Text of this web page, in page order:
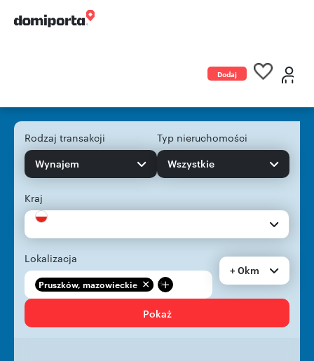
Dodaj
Rodzaj transakcji
Wynajem
Typ nieruchomości
Wszystkie
Kraj
Lokalizacja
Pruszków, mazowieckie +
+ 0km
Pokaż